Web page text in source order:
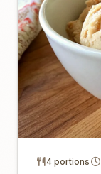
4 portions